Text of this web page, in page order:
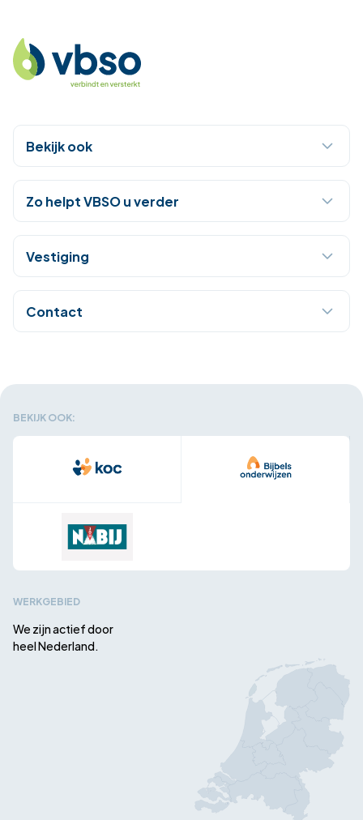
Bekijk ook
Zo helpt VBSO u verder
Vestiging
Contact
BEKIJK OOK:
WERKGEBIED
We zijn actief door
heel Nederland.